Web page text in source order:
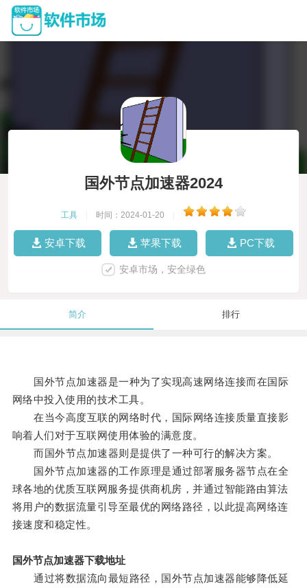
国外节点加速器2024
工具 时间：2024-01-20
安卓下载 苹果下载 PC下载
安卓市场，安全绿色
简介 排行
国外节点加速器是一种为了实现高速网络连接而在国际
网络中投入使用的技术工具。
在当今高度互联的网络时代，国际网络连接质量直接影
响着人们对于互联网使用体验的满意度。
而国外节点加速器则是提供了一种可行的解决方案。
国外节点加速器的工作原理是通过部署服务器节点在全
球各地的优质互联网服务提供商机房，并通过智能路由算法
将用户的数据流量引导至最优的网络路径，以此提高网络连
接速度和稳定性。
国外节点加速器下载地址
通过将数据流向最短路径，国外节点加速器能够降低延